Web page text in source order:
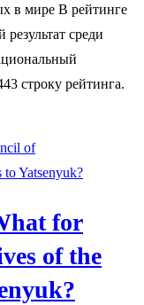
в мире В рейтинге
среди
строку рейтинга.
for
of the